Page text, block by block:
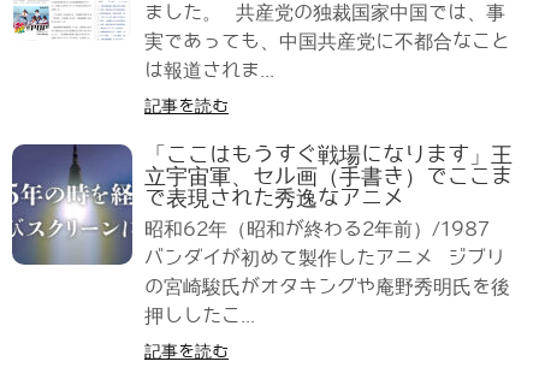
ました。 共産党の独裁国家中国では、事
実であっても、中国共産党に不都合なこと
は報道されま...
記事を読む
「ここはもうすぐ戦場になります」王
立宇宙軍、セル画（手書き）でここま
で表現された秀逸なアニメ
昭和62年（昭和が終わる2年前）/1987
バンダイが初めて製作したアニメ ジブリ
の宮崎駿氏がオタキングや庵野秀明氏を後
押ししたこ...
記事を読む